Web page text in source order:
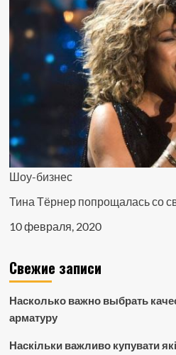
Шоу-бизнес
Тина Тёрнер попрощалась со
10 февраля, 2020
Свежие записи
Насколько важно выбрать
арматуру
Наскільки важливо купувати